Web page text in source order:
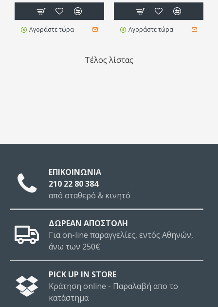
Αγοράστε τώρα Αγοράστε τώρα
Τέλος λίστας
ΕΠΙΚΟΙΝΩΝΙΑ
210 22 80 384
από σταθερό & κινητό
ΔΩΡΕΑΝ ΑΠΟΣΤΟΛΗ
Για on-line παραγγελίες, εντός Αθηνών,
άνω των 250€
PICK UP IN STORE
Κράτηση online - Παραλαβή απο το
κατάστημα